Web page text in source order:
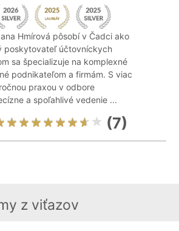
Hmírová pôsobí v Čadci ako
poskytovateľ účtovníckych
sa špecializuje na komplexné
podnikateľom a firmám. S viac
praxou v odbore
a spoľahlivé vedenie ...
(7)
z viťazov